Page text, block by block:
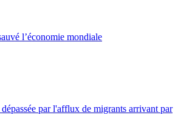
l’économie mondiale
par l'afflux de migrants arrivant par